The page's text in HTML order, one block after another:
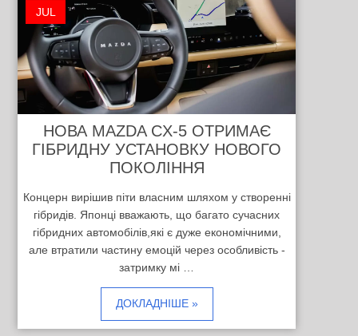
JUL
НОВА MAZDA CX-5 ОТРИМАЄ
ГІБРИДНУ УСТАНОВКУ НОВОГО
ПОКОЛІННЯ
Концерн вирішив піти власним шляхом у створенні
гібридів. Японці вважають, що багато сучасних
гібридних автомобілів,які є дуже економічними,
але втратили частину емоцій через особливість -
затримку мі …
ДОКЛАДНІШЕ »